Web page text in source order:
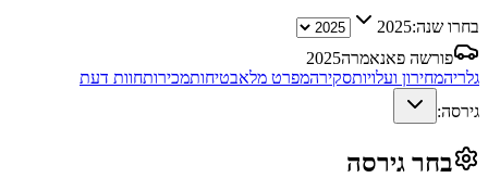
בחרו שנה:2025
פורשה פאנאמרה2025
גלריהמחירון ועלויותסקירהמפרט מלאבטיחותמכירותחוות דעת
גירסה:
בחר גירסה